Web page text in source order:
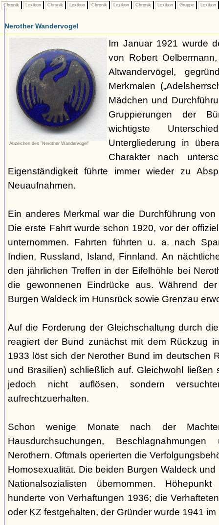
Chronik Lexikon Chronik Lexikon Chronik Lexikon Chronik Lexikon Gruppe Lexikon
Nerother Wandervogel
Abzeichen des "Nerother Wandervogel"
Im Januar 1921 wurde
von Robert
Altwandervögel,
Merkmalen
Mädchen und
Gruppierungen der
wichtigste
Untergliederung in
Charakter nach
Eigenständigkeit führte immer wieder zu
Neuaufnahmen.
Ein anderes Merkmal war die Durchführung
Die erste Fahrt wurde schon 1920, vor der
unternommen. Fahrten führten u. a. nach
Indien, Russland, Island, Finnland. An
den jährlichen Treffen in der Eifelhöhle bei
die gewonnenen Eindrücke aus. Während
Burgen Waldeck im Hunsrück sowie Grenzau
Auf die Forderung der Gleichschaltung durch
reagiert der Bund zunächst mit dem Rückzug
1933 löst sich der Nerother Bund im deutschen
und Brasilien) schließlich auf. Gleichwohl ließen
jedoch nicht auflösen, sondern
aufrechtzuerhalten.
Schon wenige Monate nach der
Hausdurchsuchungen,
Nerothern. Oftmals operierten die
Homosexualität. Die beiden Burgen Waldeck
Nationalsozialisten übernommen.
hunderte von Verhaftungen 1936; die
oder KZ festgehalten, der Gründer wurde 1941